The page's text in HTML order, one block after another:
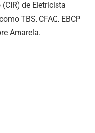
de Eletricista
TBS, CFAQ, EBCP
Amarela.